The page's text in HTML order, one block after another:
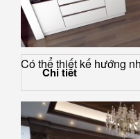
Bố trí bàn thờ trong
Có thể thiết kế hướng
Chi tiết